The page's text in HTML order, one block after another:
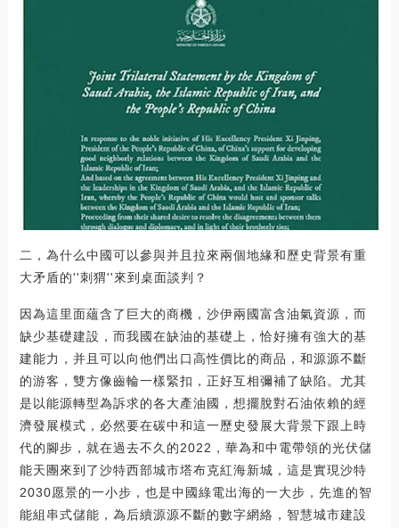
二，為什么中國可以參與并且拉來兩個地緣和歷史背景有重
大矛盾的''刺猬''來到桌面談判？
因為這里面蘊含了巨大的商機，沙伊兩國富含油氣資源，而
缺少基礎建設，而我國在缺油的基礎上，恰好擁有強大的基
建能力，并且可以向他們出口高性價比的商品，和源源不斷
的游客，雙方像齒輪一樣緊扣，正好互相彌補了缺陷。尤其
是以能源轉型為訴求的各大產油國，想擺脫對石油依賴的經
濟發展模式，必然要在碳中和這一歷史發展大背景下跟上時
代的腳步，就在過去不久的2022，華為和中電帶領的光伏儲
能天團來到了沙特西部城市塔布克紅海新城，這是實現沙特
2030愿景的一小步，也是中國綠電出海的一大步，先進的智
能組串式儲能，為后續源源不斷的數字網絡，智慧城市建設